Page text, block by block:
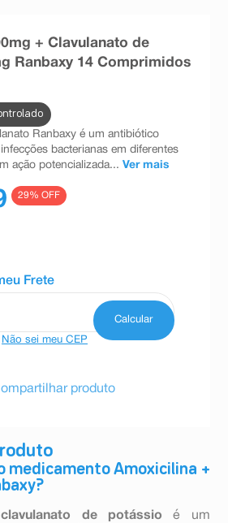
medicamento Amoxicilina +
de potássio é um
+ Clavulanato de
Ranbaxy 14 Comprimidos
Ranbaxy é um antibiótico
bacterianas em diferentes
ação potencializada... Ver mais
29% OFF
Não sei meu CEP
produto